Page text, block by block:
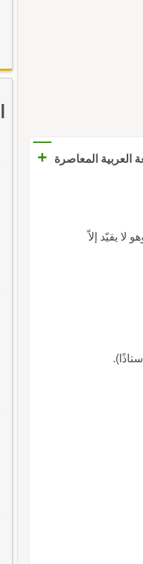
العربية المعاصرة +
لا يقيّد إلاّ